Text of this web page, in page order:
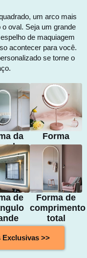
um arco mais
oval. Seja um grande
de maquiagem
acontecer para você.
se torne o
da
Forma
pequena
de
Forma de
comprimento
total
Exclusivas >>